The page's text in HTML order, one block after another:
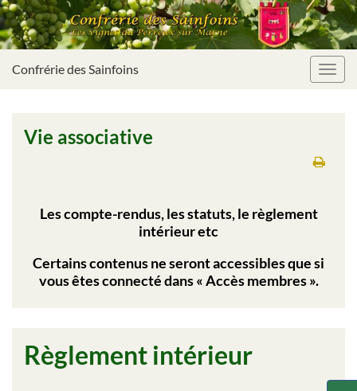
Confrérie des Sainfoins
Vie associative
Les compte-rendus, les statuts, le règlement
intérieur etc
Certains contenus ne seront accessibles que si
vous êtes connecté dans « Accès membres ».
Règlement intérieur